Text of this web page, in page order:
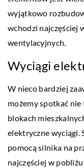
wyjątkowo
wchodzi najczęściej
wentylacyjnych.
Wyciągi
W nieco bardziej
możemy spotkać
blokach
elektryczne wyciągi.
pomocą silnika na
najczęściej w